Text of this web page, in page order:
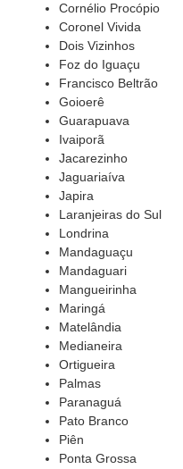
Cornélio Procópio
Coronel Vivida
Dois Vizinhos
Foz do Iguaçu
Francisco Beltrão
Goioerê
Guarapuava
Ivaiporã
Jacarezinho
Jaguariaíva
Japira
Laranjeiras do Sul
Londrina
Mandaguaçu
Mandaguari
Mangueirinha
Maringá
Matelândia
Medianeira
Ortigueira
Palmas
Paranaguá
Pato Branco
Piên
Ponta Grossa